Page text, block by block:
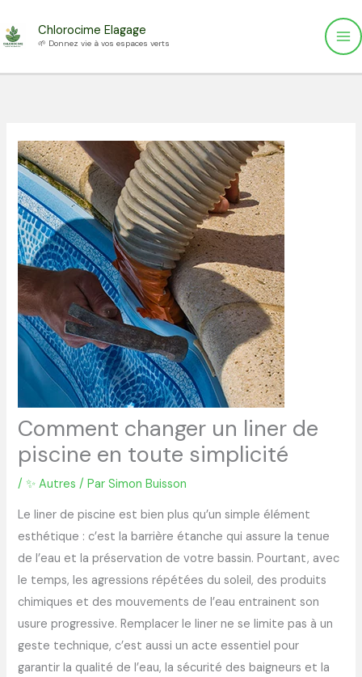
au
Chlorocime Elagage
🌱 Donnez vie à vos espaces verts
Comment changer un liner de
piscine en toute simplicité
/✨ Autres / ParSimon Buisson
Le liner de piscine est bien plus qu’un simple élément
esthétique : c’est la barrière étanche qui assure la tenue
de l’eau et la préservation de votre bassin. Pourtant, avec
le temps, les agressions répétées du soleil, des produits
chimiques et des mouvements de l’eau entrainent son
usure progressive. Remplacer le liner ne se limite pas à un
geste technique, c’est aussi un acte essentiel pour
garantir la qualité de l’eau, la sécurité des baigneurs et la